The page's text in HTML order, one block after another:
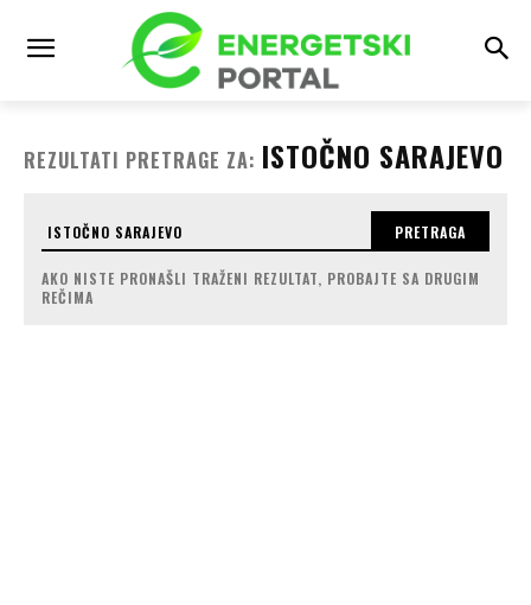
REZULTATI PRETRAGE ZA: ISTOČNO SARAJEVO
PRETRAGA
AKO NISTE PRONAŠLI TRAŽENI REZULTAT, PROBAJTE SA DRUGIM
REČIMA